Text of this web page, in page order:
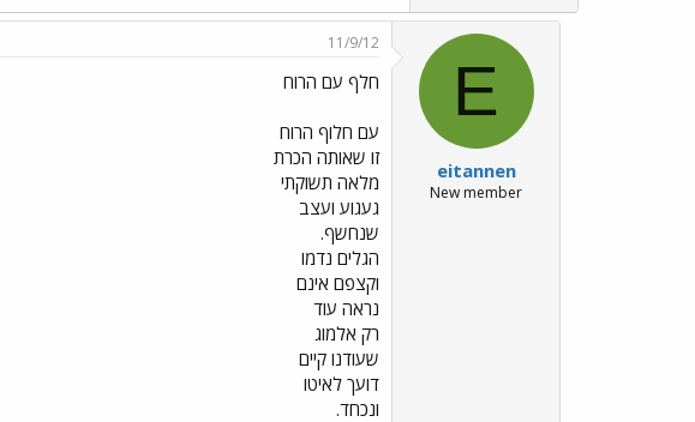
E
eitannen
New member
11/9/12
חלף עם הרוח
עם חלוף הרוח
זו שאותה הכרת
מלאה תשוקתי
געגוע ועצב
שנחשף.
הגלים נדמו
וקצפם אינם
נראה עוד
רק אלמוג
שעודנו קיים
דועך לאיטו
ונכחד.